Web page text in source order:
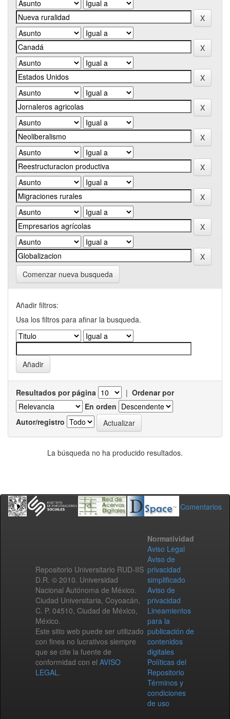
Comenzar nueva busqueda
Añadir filtros:
Usa los filtros para afinar la busqueda.
Resultados por página | Ordenar por
En orden
Autor/registro
La búsqueda no ha producido resultados.
Comentarios
Repositorio Universitario RUD-IIS
D.R. © 2010. Universidad
Nacional Autónoma de México.
Ciudad Universitaria, Coyoacán,
C. P. 04510, Ciudad de México,
México.
Este sitio web puede ser utilizado
con fines no lucrativos siempre
que se cite la fuente de
conformidad con el AVISO
LEGAL.
Normatividad
Aviso Legal
Aviso de
privacidad
simplificado
Aviso de
privacidad
Lineamientos
para la
publicación de
contenidos
digitales
Políticas del
Repositorio
Términos y
condiciones
de uso